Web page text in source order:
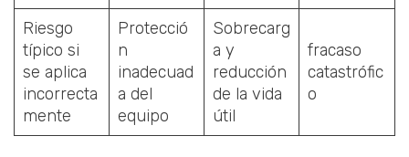
Riesgo
típico si
se aplica
incorrecta
mente
Protecció
n
inadecuad
a del
equipo
Sobrecarg
a y
reducción
de la vida
útil
fracaso
catastrófic
o